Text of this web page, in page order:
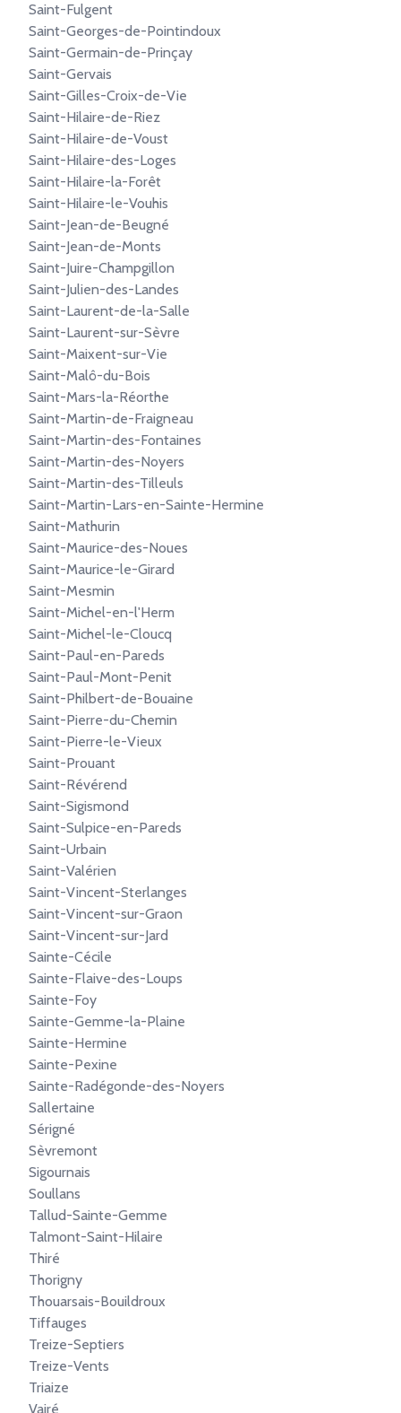
Saint-Fulgent
Saint-Georges-de-Pointindoux
Saint-Germain-de-Prinçay
Saint-Gervais
Saint-Gilles-Croix-de-Vie
Saint-Hilaire-de-Riez
Saint-Hilaire-de-Voust
Saint-Hilaire-des-Loges
Saint-Hilaire-la-Forêt
Saint-Hilaire-le-Vouhis
Saint-Jean-de-Beugné
Saint-Jean-de-Monts
Saint-Juire-Champgillon
Saint-Julien-des-Landes
Saint-Laurent-de-la-Salle
Saint-Laurent-sur-Sèvre
Saint-Maixent-sur-Vie
Saint-Malô-du-Bois
Saint-Mars-la-Réorthe
Saint-Martin-de-Fraigneau
Saint-Martin-des-Fontaines
Saint-Martin-des-Noyers
Saint-Martin-des-Tilleuls
Saint-Martin-Lars-en-Sainte-Hermine
Saint-Mathurin
Saint-Maurice-des-Noues
Saint-Maurice-le-Girard
Saint-Mesmin
Saint-Michel-en-l'Herm
Saint-Michel-le-Cloucq
Saint-Paul-en-Pareds
Saint-Paul-Mont-Penit
Saint-Philbert-de-Bouaine
Saint-Pierre-du-Chemin
Saint-Pierre-le-Vieux
Saint-Prouant
Saint-Révérend
Saint-Sigismond
Saint-Sulpice-en-Pareds
Saint-Urbain
Saint-Valérien
Saint-Vincent-Sterlanges
Saint-Vincent-sur-Graon
Saint-Vincent-sur-Jard
Sainte-Cécile
Sainte-Flaive-des-Loups
Sainte-Foy
Sainte-Gemme-la-Plaine
Sainte-Hermine
Sainte-Pexine
Sainte-Radégonde-des-Noyers
Sallertaine
Sérigné
Sèvremont
Sigournais
Soullans
Tallud-Sainte-Gemme
Talmont-Saint-Hilaire
Thiré
Thorigny
Thouarsais-Bouildroux
Tiffauges
Treize-Septiers
Treize-Vents
Triaize
Vairé